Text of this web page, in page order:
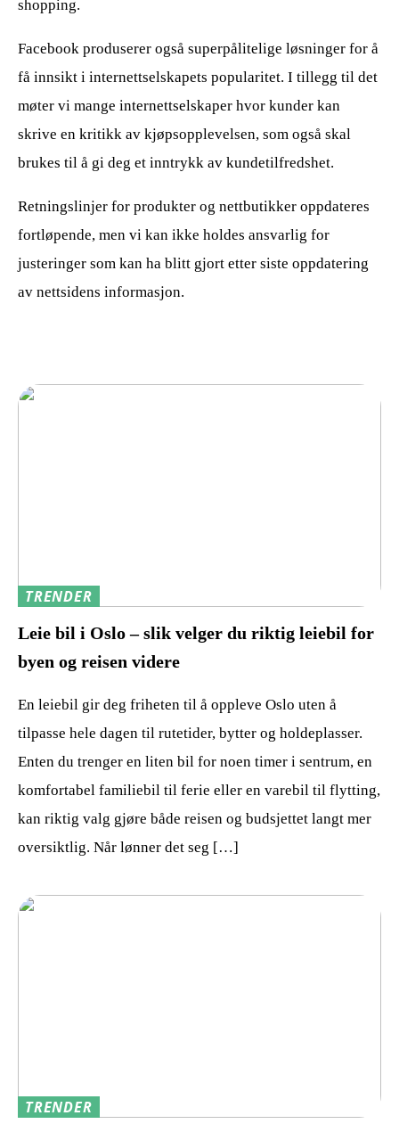
shopping.
Facebook produserer også superpålitelige løsninger for å
få innsikt i internettselskapets popularitet. I tillegg til det
møter vi mange internettselskaper hvor kunder kan
skrive en kritikk av kjøpsopplevelsen, som også skal
brukes til å gi deg et inntrykk av kundetilfredshet.
Retningslinjer for produkter og nettbutikker oppdateres
fortløpende, men vi kan ikke holdes ansvarlig for
justeringer som kan ha blitt gjort etter siste oppdatering
av nettsidens informasjon.
TRENDER
Leie bil i Oslo – slik velger du riktig leiebil for
byen og reisen videre
En leiebil gir deg friheten til å oppleve Oslo uten å
tilpasse hele dagen til rutetider, bytter og holdeplasser.
Enten du trenger en liten bil for noen timer i sentrum, en
komfortabel familiebil til ferie eller en varebil til flytting,
kan riktig valg gjøre både reisen og budsjettet langt mer
oversiktlig. Når lønner det seg […]
TRENDER